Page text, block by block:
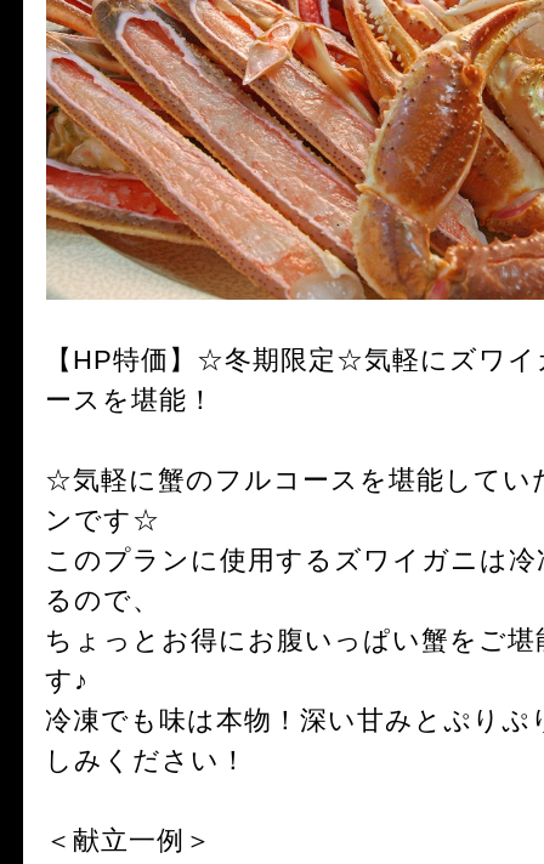
【HP特価】☆冬期限定☆気軽にズワ
ースを堪能！
☆気軽に蟹のフルコースを堪能してい
ンです☆
このプランに使用するズワイガニは
るので、
ちょっとお得にお腹いっぱい蟹をご
す♪
冷凍でも味は本物！深い甘みとぷりぷ
しみください！
＜献立一例＞